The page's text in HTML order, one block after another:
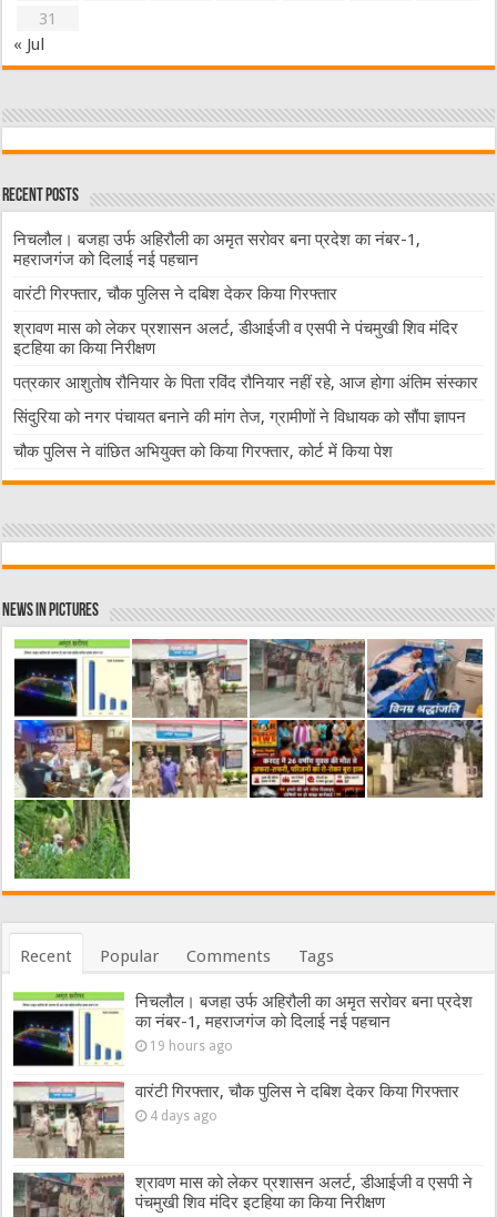
31
« Jul
Recent Posts
निचलौल। बजहा उर्फ अहिरौली का अमृत सरोवर बना प्रदेश का नंबर-1,
महराजगंज को दिलाई नई पहचान
वारंटी गिरफ्तार, चौक पुलिस ने दबिश देकर किया गिरफ्तार
श्रावण मास को लेकर प्रशासन अलर्ट, डीआईजी व एसपी ने पंचमुखी शिव मंदिर
इटहिया का किया निरीक्षण
पत्रकार आशुतोष रौनियार के पिता रविंद रौनियार नहीं रहे, आज होगा अंतिम संस्कार
सिंदुरिया को नगर पंचायत बनाने की मांग तेज, ग्रामीणों ने विधायक को सौंपा ज्ञापन
चौक पुलिस ने वांछित अभियुक्त को किया गिरफ्तार, कोर्ट में किया पेश
News in Pictures
Recent Popular Comments Tags
निचलौल। बजहा उर्फ अहिरौली का अमृत सरोवर बना प्रदेश
का नंबर-1, महराजगंज को दिलाई नई पहचान
19 hours ago
वारंटी गिरफ्तार, चौक पुलिस ने दबिश देकर किया गिरफ्तार
4 days ago
श्रावण मास को लेकर प्रशासन अलर्ट, डीआईजी व एसपी ने
पंचमुखी शिव मंदिर इटहिया का किया निरीक्षण